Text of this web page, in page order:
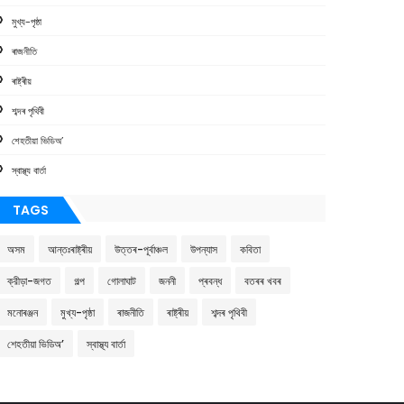
মুখ্য-পৃষ্ঠা
ৰাজনীতি
ৰাষ্ট্ৰীয়
শব্দৰ পৃথিবী
শেহতীয়া ভিডিঅ’
স্বাস্থ্য বাৰ্তা
TAGS
অসম আন্তঃৰাষ্ট্ৰীয় উত্তৰ-পূৰ্বাঞ্চল উপন্যাস কবিতা
ক্রীড়া-জগত গল্প গোলাঘাট জননী প্ৰবন্ধ বতৰৰ খবৰ
মনোৰঞ্জন মুখ্য-পৃষ্ঠা ৰাজনীতি ৰাষ্ট্ৰীয় শব্দৰ পৃথিবী
শেহতীয়া ভিডিঅ’ স্বাস্থ্য বাৰ্তা